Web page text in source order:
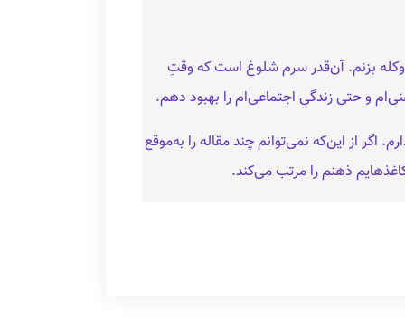
بزنم. آن‌قدر سرم شلوغ است که وقتِ
و حتی زندگیِ اجتماعی‌ام را بهبود دهم.
اگر از این‌که نمی‌توانم چند مقاله را به‌موقع
ذهنم را مرتب می‌کند.